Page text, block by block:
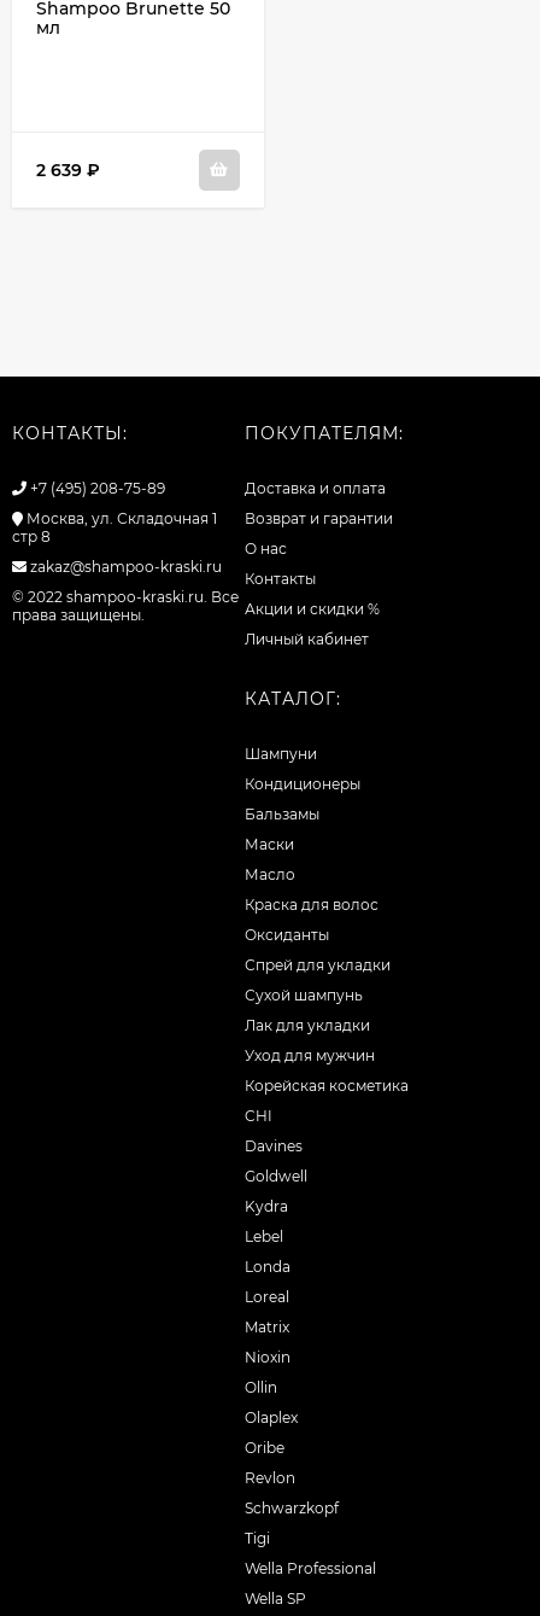
Shampoo Brunette 50
мл
2 639 ₽
КОНТАКТЫ:
+7 (495) 208-75-89
Москва, ул. Складочная 1
стр 8
zakaz@shampoo-kraski.ru
© 2022 shampoo-kraski.ru. Все
права защищены.
ПОКУПАТЕЛЯМ:
Доставка и оплата
Возврат и гарантии
О нас
Контакты
Акции и скидки %
Личный кабинет
КАТАЛОГ:
Шампуни
Кондиционеры
Бальзамы
Маски
Масло
Краска для волос
Оксиданты
Спрей для укладки
Сухой шампунь
Лак для укладки
Уход для мужчин
Корейская косметика
CHI
Davines
Goldwell
Kydra
Lebel
Londa
Loreal
Matrix
Nioxin
Ollin
Olaplex
Oribe
Revlon
Schwarzkopf
Tigi
Wella Professional
Wella SP